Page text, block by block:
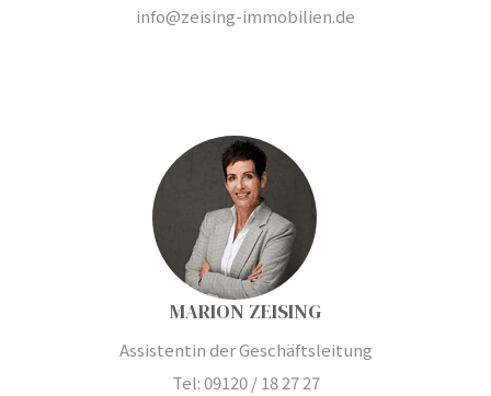
info@zeising-immobilien.de
MARION ZEISING
Assistentin der Geschäftsleitung
Tel: 09120 / 18 27 27